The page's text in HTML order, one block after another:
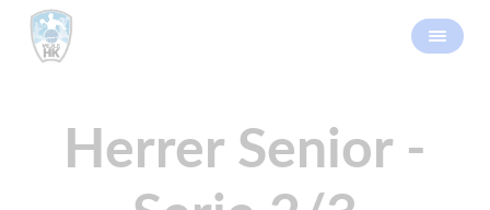
Herrer Senior -